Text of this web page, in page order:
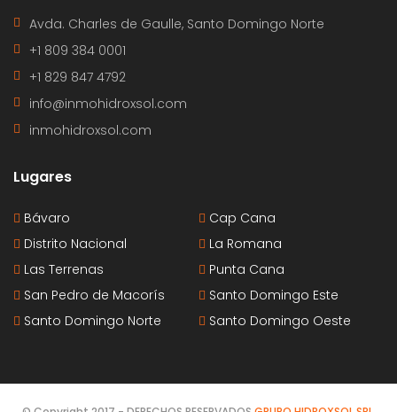
Avda. Charles de Gaulle, Santo Domingo Norte
+1 809 384 0001
+1 829 847 4792
info@inmohidroxsol.com
inmohidroxsol.com
Lugares
Bávaro
Cap Cana
Distrito Nacional
La Romana
Las Terrenas
Punta Cana
San Pedro de Macorís
Santo Domingo Este
Santo Domingo Norte
Santo Domingo Oeste